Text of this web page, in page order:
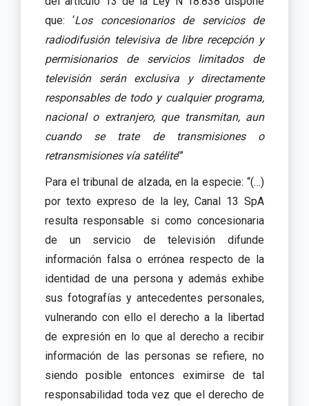
que: ‘Los concesionarios de servicios de
radiodifusión televisiva de libre recepción y
permisionarios de servicios limitados de
televisión serán exclusiva y directamente
responsables de todo y cualquier programa,
nacional o extranjero, que transmitan, aun
cuando se trate de transmisiones o
retransmisiones vía satélite’”
Para el tribunal de alzada, en la especie: “(…)
por texto expreso de la ley, Canal 13 SpA
resulta responsable si como concesionaria
de un servicio de televisión difunde
información falsa o errónea respecto de la
identidad de una persona y además exhibe
sus fotografías y antecedentes personales,
vulnerando con ello el derecho a la libertad
de expresión en lo que al derecho a recibir
información de las personas se refiere, no
siendo posible entonces eximirse de tal
responsabilidad toda vez que el derecho de